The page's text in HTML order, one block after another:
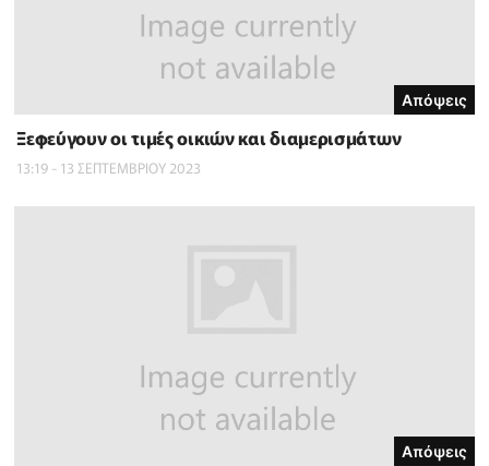
Απόψεις
Ξεφεύγουν οι τιμές οικιών και διαμερισμάτων
13:19 - 13 ΣΕΠΤΕΜΒΡΙΟΥ 2023
Απόψεις